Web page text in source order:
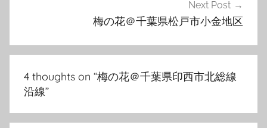
シ
ン
Next Post
梅の花＠千葉県松戸市小金地区
4 thoughts on “梅の花＠千葉県印西市北総線
沿線”